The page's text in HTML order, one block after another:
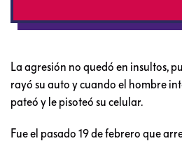
La agresión no quedó en insultos,
rayó su auto y cuando el hombre
pateó y le pisoteó su celular.
Fue el pasado 19 de febrero que